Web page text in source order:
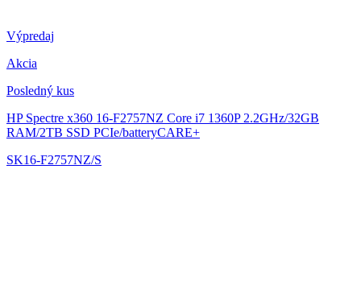
Výpredaj
Akcia
Posledný kus
HP Spectre x360 16-F2757NZ Core i7 1360P 2.2GHz/32GB
RAM/2TB SSD PCIe/batteryCARE+
SK16-F2757NZ/S